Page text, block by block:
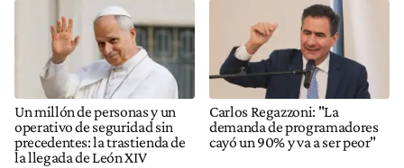
Un millón de personas y un
operativo de seguridad sin
precedentes: la trastienda de
la llegada de León XIV
Carlos Regazzoni: "La
demanda de programadores
cayó un 90% y va a ser peor"